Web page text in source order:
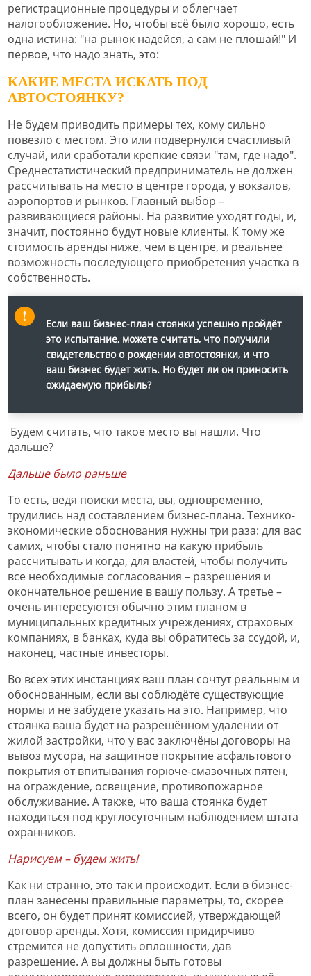
регистрационные процедуры и облегчает
налогообложение. Но, чтобы всё было хорошо, есть
одна истина: "на рынок надейся, а сам не плошай!" И
первое, что надо знать, это:
КАКИЕ МЕСТА ИСКАТЬ ПОД
АВТОСТОЯНКУ?
Не будем приводить примеры тех, кому сильно
повезло с местом. Это или подвернулся счастливый
случай, или сработали крепкие связи "там, где надо".
Среднестатистический предприниматель не должен
рассчитывать на место в центре города, у вокзалов,
аэропортов и рынков. Главный выбор –
развивающиеся районы. На развитие уходят годы, и,
значит, постоянно будут новые клиенты. К тому же
стоимость аренды ниже, чем в центре, и реальнее
возможность последующего приобретения участка в
собственность.
Если ваш бизнес-план стоянки успешно пройдёт
это испытание, можете считать, что получили
свидетельство о рождении автостоянки, и что
ваш бизнес будет жить. Но будет ли он приносить
ожидаемую прибыль?
Будем считать, что такое место вы нашли. Что
дальше?
Дальше было раньше
То есть, ведя поиски места, вы, одновременно,
трудились над составлением бизнес-плана. Технико-
экономические обоснования нужны три раза: для вас
самих, чтобы стало понятно на какую прибыль
рассчитывать и когда, для властей, чтобы получить
все необходимые согласования – разрешения и
окончательное решение в вашу пользу. А третье –
очень интересуются обычно этим планом в
муниципальных кредитных учреждениях, страховых
компаниях, в банках, куда вы обратитесь за ссудой, и,
наконец, частные инвесторы.
Во всех этих инстанциях ваш план сочтут реальным и
обоснованным, если вы соблюдёте существующие
нормы и не забудете указать на это. Например, что
стоянка ваша будет на разрешённом удалении от
жилой застройки, что у вас заключёны договоры на
вывоз мусора, на защитное покрытие асфальтового
покрытия от впитывания горюче-смазочных пятен,
на ограждение, освещение, противопожарное
обслуживание. А также, что ваша стоянка будет
находиться под круглосуточным наблюдением штата
охранников.
Нарисуем – будем жить!
Как ни странно, это так и происходит. Если в бизнес-
план занесены правильные параметры, то, скорее
всего, он будет принят комиссией, утверждающей
договор аренды. Хотя, комиссия придирчиво
стремится не допустить оплошности, дав
разрешение. А вы должны быть готовы